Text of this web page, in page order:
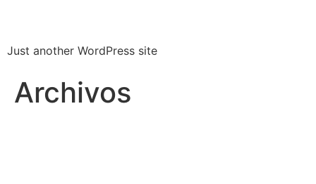
Just another WordPress site
Archivos